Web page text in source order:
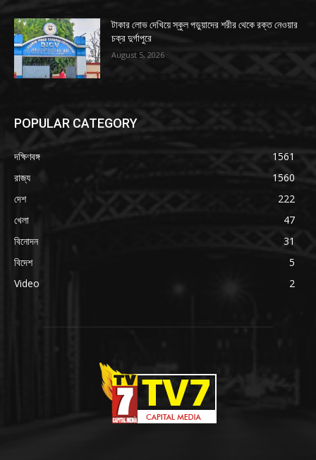
টাকার লোভ দেখিয়ে স্কুল পড়ুয়াদের শরীর থেকে রক্ত নেওয়ার
চক্র দুর্গাপুরে
August 5, 2026
POPULAR CATEGORY
দক্ষিণবঙ্গ
1561
রাজ্য
1560
দেশ
222
খেলা
47
বিনোদন
31
বিদেশ
5
Video
2